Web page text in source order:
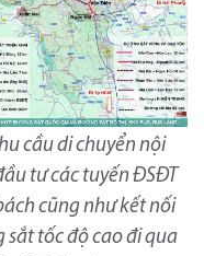
cầu di chuyển nội
tư các tuyến ĐSĐT
cũng như kết nối
sắt tốc độ cao đi qua